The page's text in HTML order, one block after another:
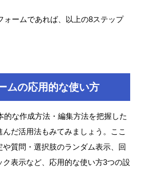
ォームであれば、以上の8ステップ
ムの応用的な使い方
的な作成方法・編集方法を把握した
だ活用法もみてみましょう。ここ
や質問・選択肢のランダム表示、回
表示など、応用的な使い方3つの設